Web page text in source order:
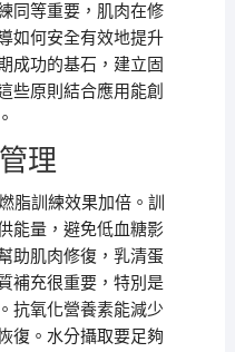
同等重要，肌肉在修
如何安全有效地提升
成功的基石，建立固
些原則結合應用能創
理
脂訓練效果加倍。訓
能量，避免低血糖影
助肌肉修復，乳清蛋
補充很重要，特別是
抗氧化營養素能減少
復。水分攝取要足夠